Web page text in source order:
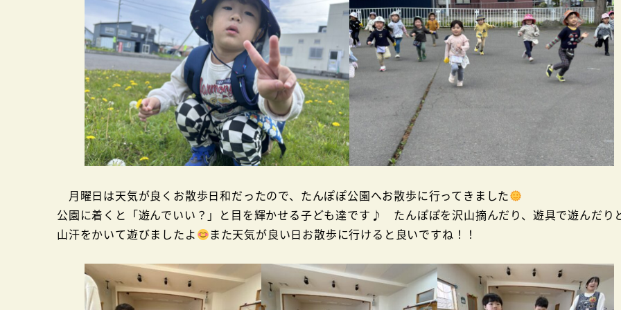
月曜日は天気が良くお散歩日和だったので、たんぽぽ公園へお散歩に行ってきました
公園に着くと「遊んでいい？」と目を輝かせる子ども達です♪ たんぽぽを沢山摘んだり、遊具で遊んだり
山汗をかいて遊びましたよ
また天気が良い日お散歩に行けると良いですね！！